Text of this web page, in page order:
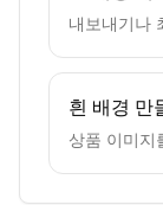
내보내기나
흰 배경 만
상품 이미지